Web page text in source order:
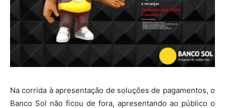
Na corrida à apresentação de soluções de pagamentos, o
Banco Sol não ficou de fora, apresentando ao público o